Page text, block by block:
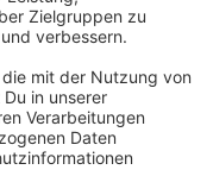
Album von